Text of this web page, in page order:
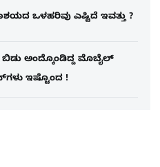
ಒಳಹರಿವು ಎಷ್ಟಿದೆ ಇವತ್ತು ?
ಅಂದ್ಕೊಂಡಿದ್ದ ಮೊಬೈಲ್​
ಇಷ್ಟೊಂದ !